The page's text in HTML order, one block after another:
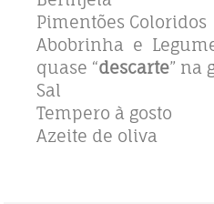
Pimentões Coloridos
Abobrinha e
quase “descarte” na
Sal
Tempero à gosto
Azeite de oliva